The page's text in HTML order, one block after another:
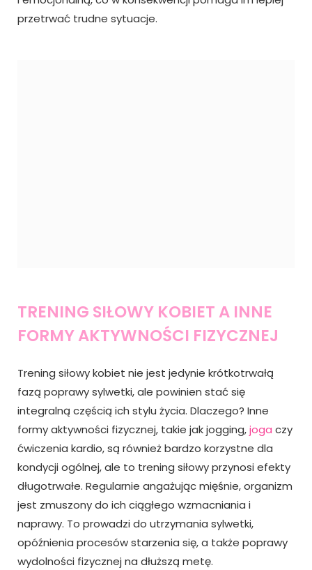
przetrwać trudne sytuacje.
TRENING SIŁOWY KOBIET A INNE
FORMY AKTYWNOŚCI FIZYCZNEJ
Trening siłowy kobiet nie jest jedynie krótkotrwałą
fazą poprawy sylwetki, ale powinien stać się
integralną częścią ich stylu życia. Dlaczego? Inne
formy aktywności fizycznej, takie jak jogging,joga czy
ćwiczenia kardio, są również bardzo korzystne dla
kondycji ogólnej, ale to trening siłowy przynosi efekty
długotrwałe. Regularnie angażując mięśnie, organizm
jest zmuszony do ich ciągłego wzmacniania i
naprawy. To prowadzi do utrzymania sylwetki,
opóźnienia procesów starzenia się, a także poprawy
wydolności fizycznej na dłuższą metę.